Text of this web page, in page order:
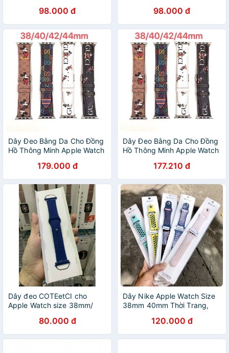
98.000 đ 98.000 đ
Dây Đeo Bằng Da Cho Đồng
Hồ Thông Minh Apple Watch
179.000 đ
Dây Đeo Bằng Da Cho Đồng
Hồ Thông Minh Apple Watch
177.210 đ
Dây đeo COTEetCI cho
Apple Watch size 38mm/
hàng chính hãng
80.000 đ
Dây Nike Apple Watch Size
38mm 40mm Thời Trang,
120.000 đ